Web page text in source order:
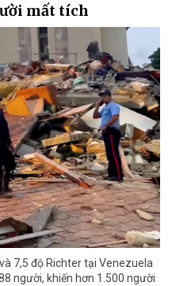
mất tích
7,5 độ Richter tại Venezuela
người, khiến hơn 1.500 người